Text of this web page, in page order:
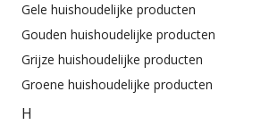
Gele huishoudelijke producten
Gouden huishoudelijke producten
Grijze huishoudelijke producten
Groene huishoudelijke producten
H